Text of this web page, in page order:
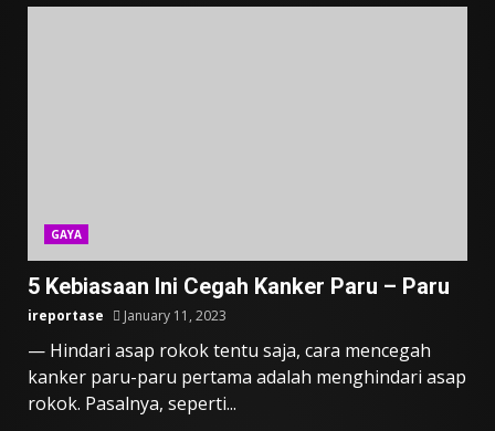
GAYA
5 Kebiasaan Ini Cegah Kanker Paru – Paru
ireportase January 11, 2023
— Hindari asap rokok tentu saja, cara mencegah
kanker paru-paru pertama adalah menghindari asap
rokok. Pasalnya, seperti...